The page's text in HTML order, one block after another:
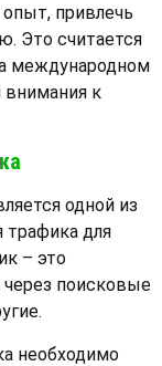
привлечь
Это считается
международном
внимания к
одной из
трафика для
– это
через поисковые
необходимо